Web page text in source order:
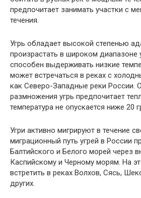
предпочитает занимать участки с
течения.
Угрь обладает высокой степенью
произрастать в широком диапазоне
способен выдерживать низкие
может встречаться в реках с
как Северо-Западные реки России.
размножения угрь предпочитает
температура не опускается ниже 20
Угри активно мигрируют в течение
миграционный путь угрей в России
Балтийского и Белого морей через
Каспийскому и Черному морям. На
встретить в реках Волхов, Сясь,
других.